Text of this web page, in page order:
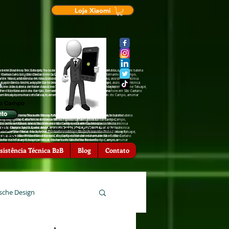
Diadema, Troca de tela na hora em Tatuapé, Troca de tela na hora em Mauá, troca de bateria
Sansumg São Caetano do Sul, assistência †écnica Sansumg São Bernardo do Campo,
†écnica Motorola em Mauá, assistência †écnica Motorola em Diadema, assistência †écnica
†écnica Apple Santo André, assistência †écnica Apple Tatuapé, assistência †écnica
de bateria zenfone Mauá, troca de bateria zenfone Tatuapé, troca de bateria iPhone Tatuapé,
de celular na hora em São Bernardo do Campo, Conserto de celular na hora em São Caetano
celular na hora emTatuapé, arrumar celular na hora em São Bernardo do Campo, arrumar
de tela na hora em Tatuapé, Troca de tela na hora em Mauá, troca de bateria
São Caetano do Sul, assistência †écnica Sansumg São Bernardo do Campo,
em Mauá, assistência †écnica Motorola em Diadema, assistência †écnica
Apple Santo André, assistência †écnica Apple Tatuapé, assistência †écnica
zenfone Mauá, troca de bateria zenfone Tatuapé, troca de bateria iPhone Tatuapé,
hora em São Bernardo do Campo, Conserto de celular na hora em São Caetano
emTatuapé, arrumar celular na hora em São Bernardo do Campo, arrumar
em Diadema, Troca de tela na hora em Tatuapé, Troca de tela na hora
Tatuapé, assistência †écnica Sansumg São Caetano do Sul,
†écnica Motorola em São Bernardo do Campo, assistência †écnica
Caetano do Sul, assistência †écnica Zenfone Tatuapé, assistência
São Caetano o Sul, troca de bateria zenfone São Bernardo do
de bateria iPhone São Bernardo do Campo, Conserto de celular na
de celular na hora em Mauá, Conserto de celular na hora em
celular na hora em Diadema.
Troca de tela na hora em Tatuapé, Troca de tela na hora em Mauá, troca de bateria
São Caetano do Sul, assistência †écnica Sansumg São Bernardo do Campo,
Motorola em Mauá, assistência †écnica Motorola em Diadema, assistência †écnica
†écnica Apple Santo André, assistência †écnica Apple Tatuapé, assistência †écnica
bateria zenfone Mauá, troca de bateria zenfone Tatuapé, troca de bateria iPhone Tatuapé,
na hora em São Bernardo do Campo, Conserto de celular na hora em São Caetano
na hora emTatuapé, arrumar celular na hora em São Bernardo do Campo, arrumar
tela na hora em Tatuapé, Troca de tela na hora em Mauá, troca de bateria
do Sul, assistência †écnica Sansumg São Bernardo do Campo,
Mauá, assistência †écnica Motorola em Diadema, assistência †écnica
Santo André, assistência †écnica Apple Tatuapé, assistência †écnica
Mauá, troca de bateria zenfone Tatuapé, troca de bateria iPhone Tatuapé,
São Bernardo do Campo, Conserto de celular na hora em São Caetano
arrumar celular na hora em São Bernardo do Campo, arrumar
Loja Xiaomi
Campo
Assistente Virtual 24 hs
Técnica B2B Blog Contato
Design